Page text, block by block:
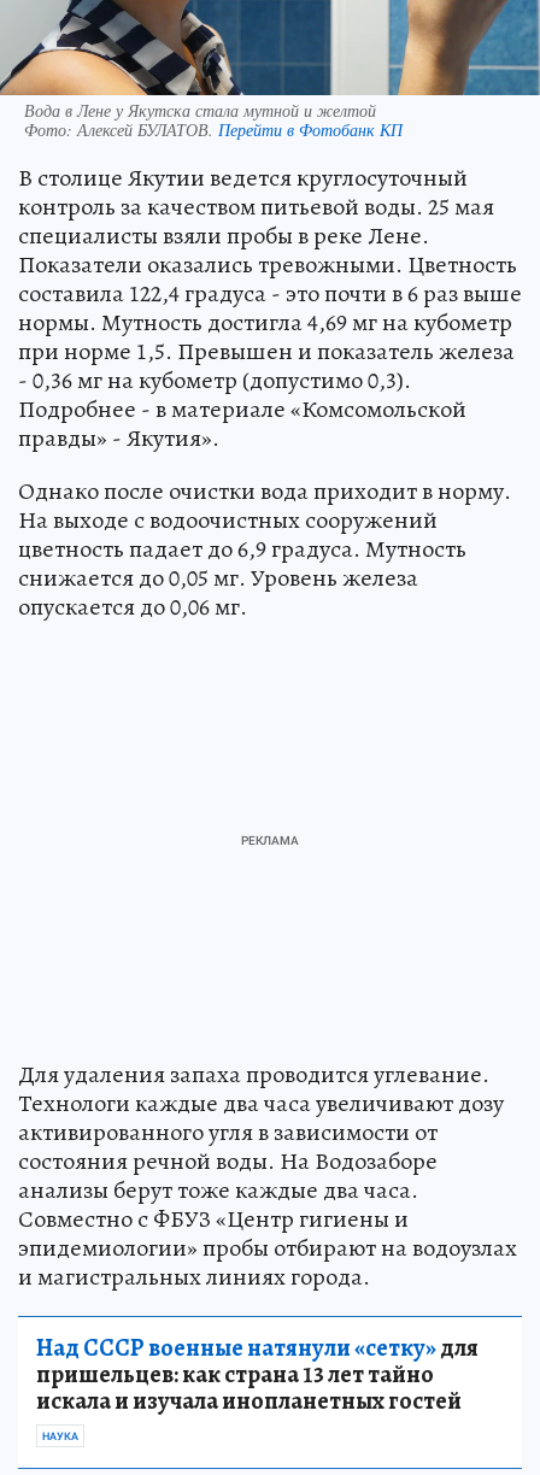
Вода в Лене у Якутска стала мутной и желтой
Фото:Алексей БУЛАТОВ. Перейти в Фотобанк КП
В столице Якутии ведется круглосуточный
контроль за качеством питьевой воды. 25 мая
специалисты взяли пробы в реке Лене.
Показатели оказались тревожными. Цветность
составила 122,4 градуса - это почти в 6 раз выше
нормы. Мутность достигла 4,69 мг на кубометр
при норме 1,5. Превышен и показатель железа
- 0,36 мг на кубометр (допустимо 0,3).
Подробнее - в материале «Комсомольской
правды» - Якутия».
Однако после очистки вода приходит в норму.
На выходе с водоочистных сооружений
цветность падает до 6,9 градуса. Мутность
снижается до 0,05 мг. Уровень железа
опускается до 0,06 мг.
Для удаления запаха проводится углевание.
Технологи каждые два часа увеличивают дозу
активированного угля в зависимости от
состояния речной воды. На Водозаборе
анализы берут тоже каждые два часа.
Совместно с ФБУЗ «Центр гигиены и
эпидемиологии» пробы отбирают на водоузлах
и магистральных линиях города.
Над СССР военные натянули «сетку»для
пришельцев: как страна 13 лет тайно
искала и изучала инопланетных гостей
НАУКА